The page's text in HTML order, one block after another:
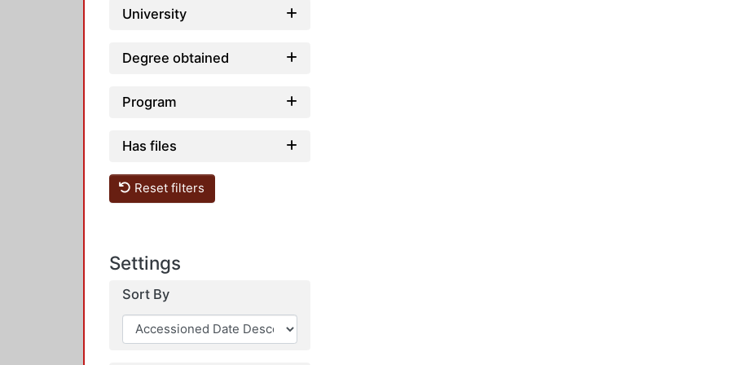
University
Degree obtained
Program
Has files
Reset filters
Settings
Sort By